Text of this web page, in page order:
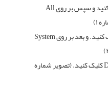
ابتدا بر روی آیکون استارت کلیک کنید و سپس بر روی All
در ادامه بر روی Accessories کلیک کنید. و بعد بر روی System
سپس بر روی برنامه Disk Cleanup کلیک کنید. (تصویر شماره